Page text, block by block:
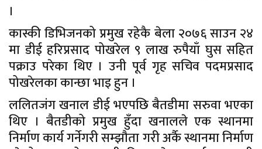
।
कास्की डिभिजनको प्रमुख रहेकै बेला २०७६ साउन २४
मा डीई हरिप्रसाद पोखरेल ९ लाख रुपैयाँ घुस सहित
पक्राउ परेका थिए । उनी पूर्व गृह सचिव पदमप्रसाद
पोखरेलका कान्छा भाइ हुन ।
ललितजंग खनाल डीई भएपछि बैतडीमा सरुवा भएका
थिए । बैतडीको प्रमुख हुँदा खनालले एक स्थानमा
निर्माण कार्य गर्नेगरी सम्झौता गरी अर्कै स्थानमा निर्माण